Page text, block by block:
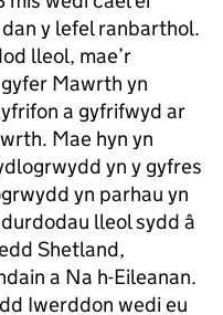
y lefel ranbarthol.
lleol, mae’r
Mawrth yn
a gyfrifwyd ar
Mae hyn yn
yn y gyfres
yn parhau yn
lleol sydd â
Shetland,
a Na h-Eileanan.
Iwerddon wedi eu